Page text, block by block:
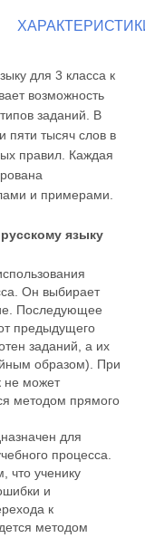
для 3 класса к
возможность
заданий. В
пяти тысяч слов в
правил. Каждая
и примерами.
языку
Он выбирает
Последующее
предыдущего
заданий, а их
образом). При
не может
методом прямого
для
процесса.
что ученику
и
к
методом